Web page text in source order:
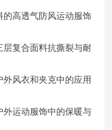
高透气防风运动服饰
层复合面料抗撕裂与耐
风衣和夹克中的应用
外运动服饰中的保暖与